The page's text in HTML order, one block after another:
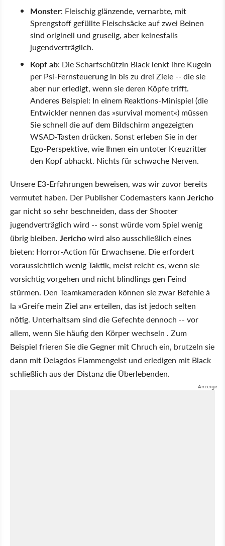
Monster: Fleischig glänzende, vernarbte, mit
Sprengstoff gefüllte Fleischsäcke auf zwei Beinen
sind originell und gruselig, aber keinesfalls
jugendverträglich.
Kopf ab: Die Scharfschützin Black lenkt ihre Kugeln
per Psi-Fernsteuerung in bis zu drei Ziele -- die sie
aber nur erledigt, wenn sie deren Köpfe trifft.
Anderes Beispiel: In einem Reaktions-Minispiel (die
Entwickler nennen das »survival moment«) müssen
Sie schnell die auf dem Bildschirm angezeigten
WSAD-Tasten drücken. Sonst erleben Sie in der
Ego-Perspektive, wie Ihnen ein untoter Kreuzritter
den Kopf abhackt. Nichts für schwache Nerven.
Unsere E3-Erfahrungen beweisen, was wir zuvor bereits
vermutet haben. Der Publisher Codemasters kann Jericho
gar nicht so sehr beschneiden, dass der Shooter
jugendverträglich wird -- sonst würde vom Spiel wenig
übrig bleiben. Jerichowird also ausschließlich eines
bieten: Horror-Action für Erwachsene. Die erfordert
voraussichtlich wenig Taktik, meist reicht es, wenn sie
vorsichtig vorgehen und nicht blindlings gen Feind
stürmen. Den Teamkameraden können sie zwar Befehle à
la »Greife mein Ziel an« erteilen, das ist jedoch selten
nötig. Unterhaltsam sind die Gefechte dennoch -- vor
allem, wenn Sie häufig den Körper wechseln . Zum
Beispiel frieren Sie die Gegner mit Chruch ein, brutzeln sie
dann mit Delagdos Flammengeist und erledigen mit Black
schließlich aus der Distanz die Überlebenden.